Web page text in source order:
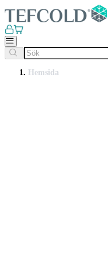
Hemsida